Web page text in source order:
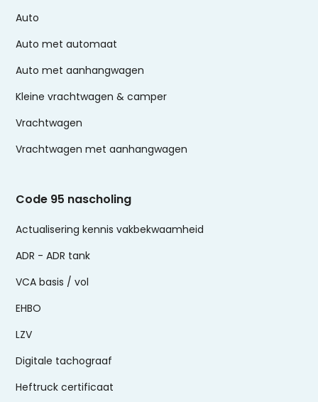
Auto
Auto met automaat
Auto met aanhangwagen
Kleine vrachtwagen & camper
Vrachtwagen
Vrachtwagen met aanhangwagen
Code 95 nascholing
Actualisering kennis vakbekwaamheid
ADR - ADR tank
VCA basis / vol
EHBO
LZV
Digitale tachograaf
Heftruck certificaat